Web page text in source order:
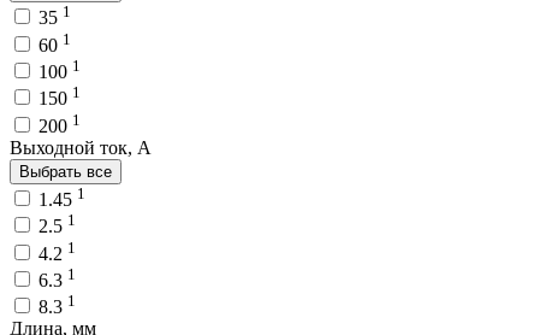
35 1
60 1
100 1
150 1
200 1
Выходной ток, A
Выбрать все
1.45 1
2.5 1
4.2 1
6.3 1
8.3 1
Длина, мм